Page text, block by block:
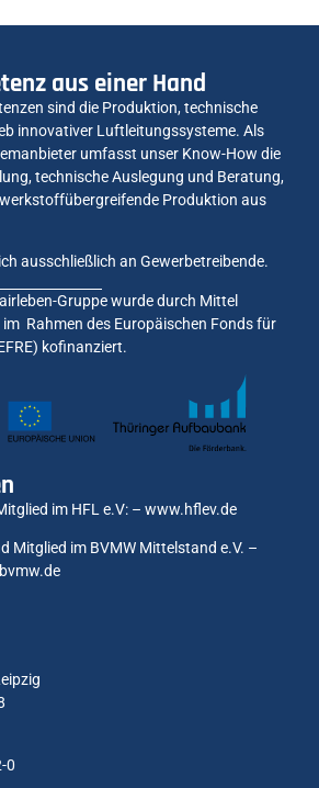
aus einer Hand
sind die Produktion, technische
innovativer Luftleitungssysteme. Als
umfasst unser Know-How die
technische Auslegung und Beratung,
Produktion aus
ausschließlich an Gewerbetreibende.
Gruppe wurde durch Mittel
Rahmen des Europäischen Fonds für
kofinanziert.
im HFL e.V: – www.hflev.de
Mitglied im BVMW Mittelstand e.V. –
0